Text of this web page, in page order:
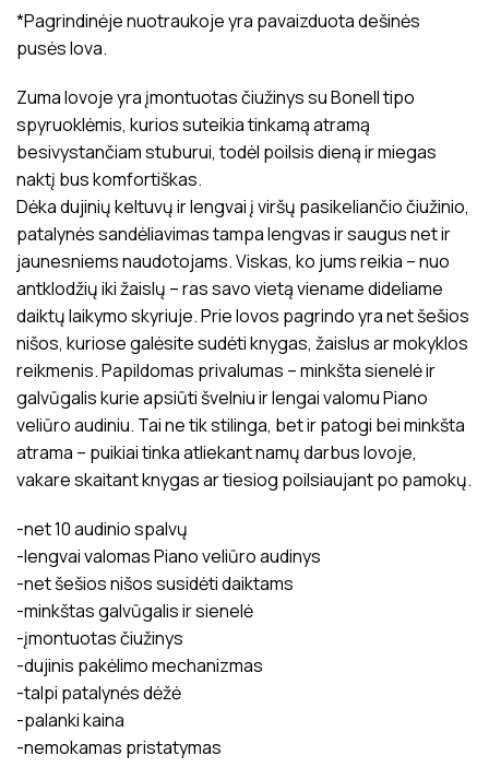
*Pagrindinėje nuotraukoje yra pavaizduota dešinės
pusės lova.
Zuma lovoje yra įmontuotas čiužinys su Bonell tipo
spyruoklėmis, kurios suteikia tinkamą atramą
besivystančiam stuburui, todėl poilsis dieną ir miegas
naktį bus komfortiškas.
Dėka dujinių keltuvų ir lengvai į viršų pasikeliančio čiužinio,
patalynės sandėliavimas tampa lengvas ir saugus net ir
jaunesniems naudotojams. Viskas, ko jums reikia – nuo ​​
antklodžių iki žaislų – ras savo vietą viename dideliame
daiktų laikymo skyriuje. Prie lovos pagrindo yra net šešios
nišos, kuriose galėsite sudėti knygas, žaislus ar mokyklos
reikmenis. Papildomas privalumas – minkšta sienelė ir
galvūgalis kurie apsiūti švelniu ir lengai valomu Piano
veliūro audiniu. Tai ne tik stilinga, bet ir patogi bei minkšta
atrama – puikiai tinka atliekant namų darbus lovoje,
vakare skaitant knygas ar tiesiog poilsiaujant po pamokų.
-net 10 audinio spalvų
-lengvai valomas Piano veliūro audinys
-net šešios nišos susidėti daiktams
-minkštas galvūgalis ir sienelė
-įmontuotas čiužinys
-dujinis pakėlimo mechanizmas
-talpi patalynės dėžė
-palanki kaina
-nemokamas pristatymas